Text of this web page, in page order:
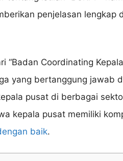
penjelasan lengkap
“Badan Coordinating
yang bertanggung jawab
pusat di berbagai
kepala pusat memiliki
baik.